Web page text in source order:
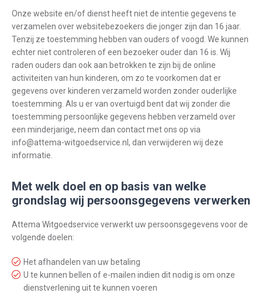
Onze website en/of dienst heeft niet de intentie gegevens te
verzamelen over websitebezoekers die jonger zijn dan 16 jaar.
Tenzij ze toestemming hebben van ouders of voogd. We kunnen
echter niet controleren of een bezoeker ouder dan 16 is. Wij
raden ouders dan ook aan betrokken te zijn bij de online
activiteiten van hun kinderen, om zo te voorkomen dat er
gegevens over kinderen verzameld worden zonder ouderlijke
toestemming. Als u er van overtuigd bent dat wij zonder die
toestemming persoonlijke gegevens hebben verzameld over
een minderjarige, neem dan contact met ons op via
info@attema-witgoedservice.nl, dan verwijderen wij deze
informatie.
Met welk doel en op basis van welke
grondslag wij persoonsgegevens verwerken
Attema Witgoedservice verwerkt uw persoonsgegevens voor de
volgende doelen:
Het afhandelen van uw betaling
U te kunnen bellen of e-mailen indien dit nodig is om onze
dienstverlening uit te kunnen voeren